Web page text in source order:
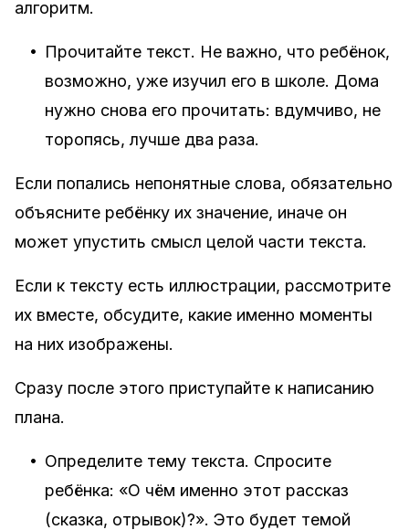
алгоритм.
• Прочитайте текст. Не важно, что ребёнок,
возможно, уже изучил его в школе. Дома
нужно снова его прочитать: вдумчиво, не
торопясь, лучше два раза.
Если попались непонятные слова, обязательно
объясните ребёнку их значение, иначе он
может упустить смысл целой части текста.
Если к тексту есть иллюстрации, рассмотрите
их вместе, обсудите, какие именно моменты
на них изображены.
Сразу после этого приступайте к написанию
плана.
• Определите тему текста. Спросите
ребёнка: «О чём именно этот рассказ
(сказка, отрывок)?». Это будет темой